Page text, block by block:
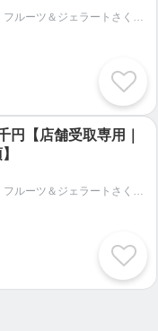
円【店舗受取専用｜
【公式】フルーツ＆ジェラートさくらじま